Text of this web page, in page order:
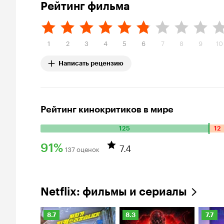
Рейтинг фильма
1 2 3 4 5 6 7 8 9 10
Написать рецензию
Рейтинг кинокритиков в мире
125 12
Количество
положительных
оценок:
оценок:
91%
91%
137 оценок 7.4
Netflix: фильмы и сериалы
Рейтинг
8.7
Рейтинг
8.3 7.7